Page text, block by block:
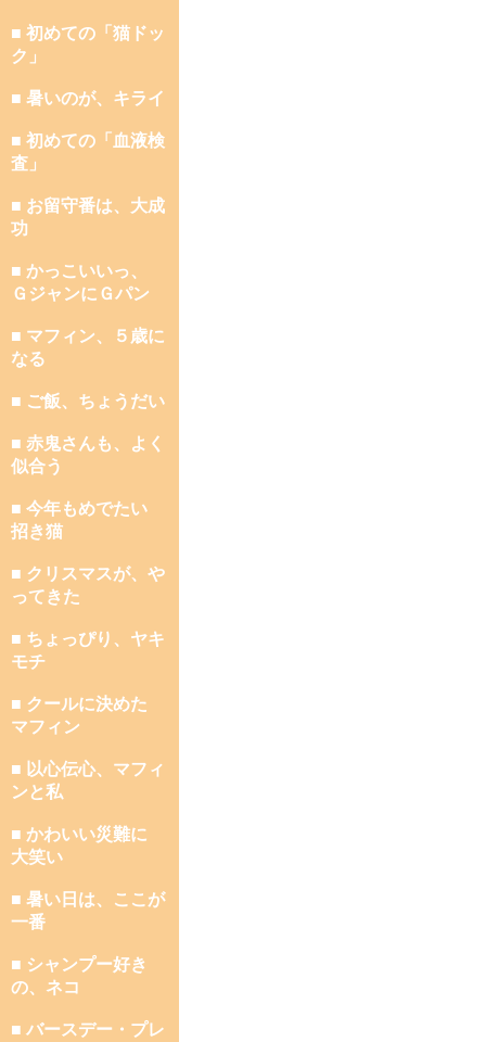
■ 初めての「猫ドッ
ク」
■ 暑いのが、キライ
■ 初めての「血液検
査」
■ お留守番は、大成
功
■ かっこいいっ、
ＧジャンにＧパン
■ マフィン、５歳に
なる
■ ご飯、ちょうだい
■ 赤鬼さんも、よく
似合う
■ 今年もめでたい
招き猫
■ クリスマスが、や
ってきた
■ ちょっぴり、ヤキ
モチ
■ クールに決めた
マフィン
■ 以心伝心、マフィ
ンと私
■ かわいい災難に
大笑い
■ 暑い日は、ここが
一番
■ シャンプー好き
の、ネコ
■ バースデー・プレ